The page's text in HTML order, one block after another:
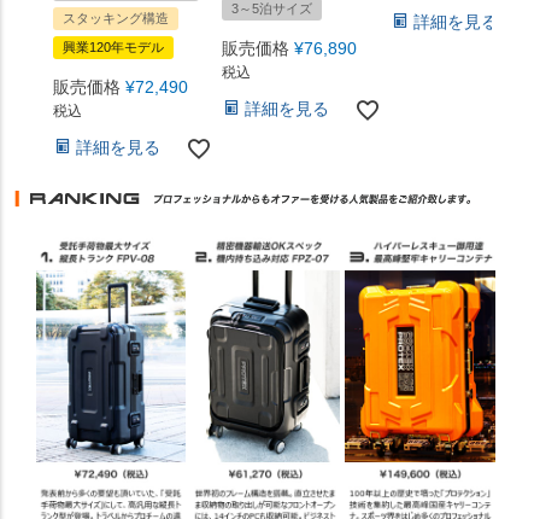
スタッキング構造
興業120年モデル
販売価格 ¥72,490
税込
詳細を見る
3～5泊サイズ
販売価格 ¥76,890
税込
詳細を見る
詳細を見る